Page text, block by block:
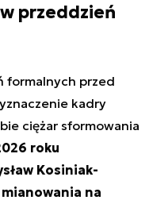
przeddzień
formalnych przed
kadry
ciężar sformowania
roku
Kosiniak-
na